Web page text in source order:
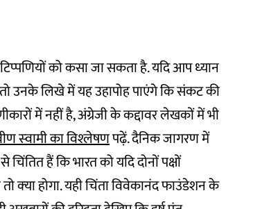
को कसा जा सकता है. यदि आप ध्‍यान
उनके लिखे में यह उहापोह पाएंगे कि संकट की
में नहीं है, अंग्रेजी के कद्दावर लेखकों में भी
स्‍वामी का विश्‍लेषणपढ़ें. दैनिक जागरण में
हैं कि भारत को यदि दोनों पक्षों
क्‍या होगा. यही चिंता विवेकानंद फाउंडेशन के